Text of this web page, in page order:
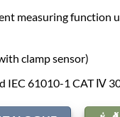
measuring function
clamp sensor)
IEC 61010-1 CAT Ⅳ